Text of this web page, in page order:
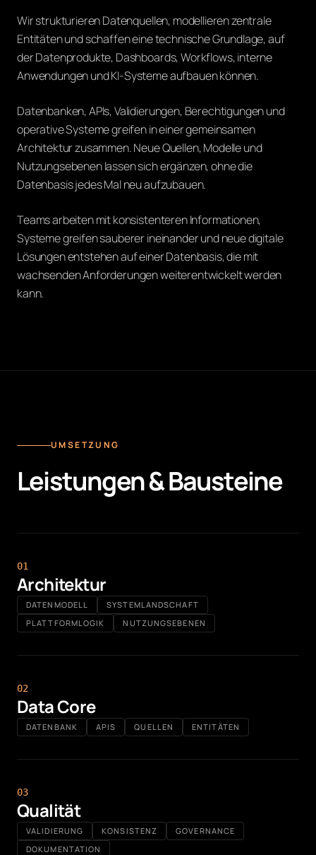
Wir strukturieren Datenquellen, modellieren zentrale
Entitäten und schaffen eine technische Grundlage, auf
der Datenprodukte, Dashboards, Workflows, interne
Anwendungen und KI-Systeme aufbauen können.
Datenbanken, APIs, Validierungen, Berechtigungen und
operative Systeme greifen in einer gemeinsamen
Architektur zusammen. Neue Quellen, Modelle und
Nutzungsebenen lassen sich ergänzen, ohne die
Datenbasis jedes Mal neu aufzubauen.
Teams arbeiten mit konsistenteren Informationen,
Systeme greifen sauberer ineinander und neue digitale
Lösungen entstehen auf einer Datenbasis, die mit
wachsenden Anforderungen weiterentwickelt werden
kann.
UMSETZUNG
Leistungen & Bausteine
01
Architektur
DATENMODELL
SYSTEMLANDSCHAFT
PLATTFORMLOGIK
NUTZUNGSEBENEN
02
Data Core
DATENBANK APIS QUELLEN ENTITÄTEN
03
Qualität
VALIDIERUNG KONSISTENZ
GOVERNANCE
DOKUMENTATION